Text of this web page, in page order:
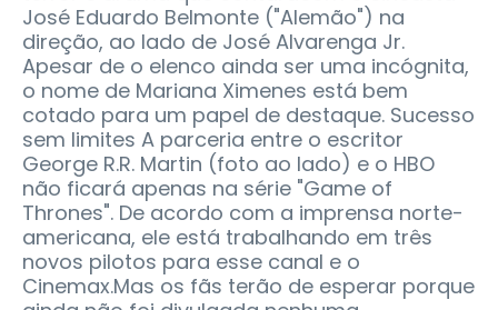
José Eduardo Belmonte ("Alemão") na
direção, ao lado de José Alvarenga Jr.
Apesar de o elenco ainda ser uma incógnita,
o nome de Mariana Ximenes está bem
cotado para um papel de destaque. Sucesso
sem limites A parceria entre o escritor
George R.R. Martin (foto ao lado) e o HBO
não ficará apenas na série "Game of
Thrones". De acordo com a imprensa norte-
americana, ele está trabalhando em três
novos pilotos para esse canal e o
Cinemax.Mas os fãs terão de esperar porque